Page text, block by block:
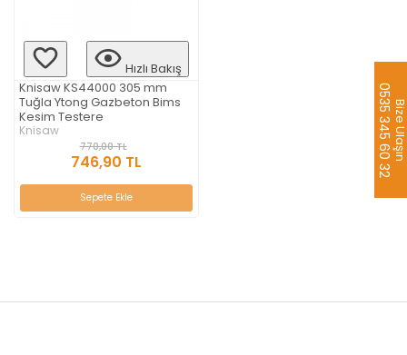
Hızlı Bakış
Knisaw KS44000 305 mm
Tuğla Ytong Gazbeton Bims
Kesim Testere
Knisaw
770,00 TL
746,90 TL
Sepete Ekle
Bize
0535 345 60 32